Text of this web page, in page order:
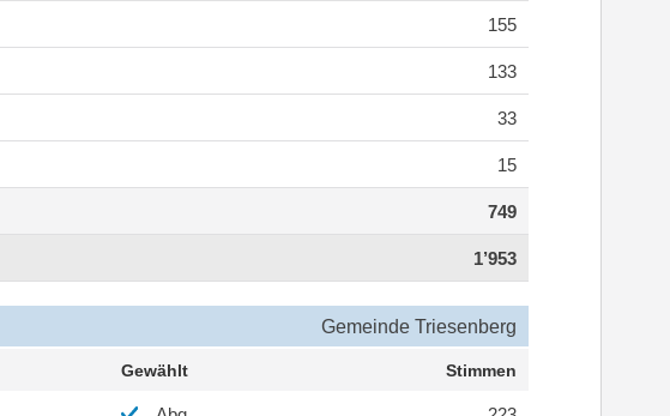
155
133
33
15
749
1’953
Gemeinde Triesenberg
Gewählt Stimmen